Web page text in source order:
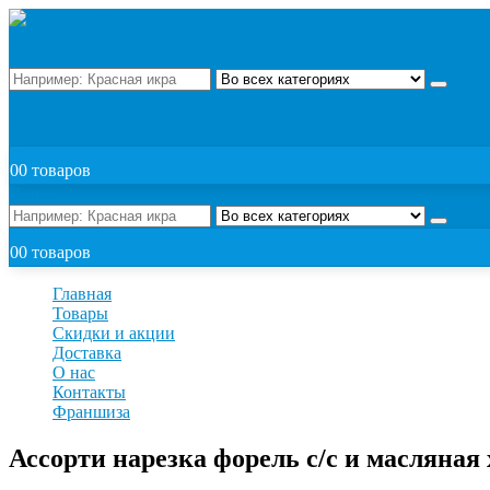
00 товаров
00 товаров
Главная
Товары
Скидки и акции
Доставка
О нас
Контакты
Франшиза
Ассорти нарезка форель с/с и масляная